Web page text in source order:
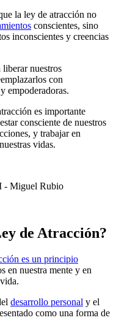
la ley de atracción no
conscientes, sino
inconscientes y creencias
liberar nuestros
con
empoderadoras.
es importante
consciente de nuestros
y trabajar en
vidas.
de Atracción?
es un principio
en nuestra mente y en
desarrollo personal y el
como una forma de